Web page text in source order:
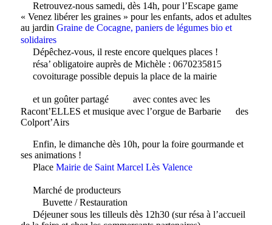
Retrouvez-nous samedi, dès 14h, pour l’Escape game
« Venez libérer les graines » pour les enfants, ados et adultes
au jardin Graine de Cocagne, paniers de légumes bio et
solidaires
Dépêchez-vous, il reste encore quelques places !
résa’ obligatoire auprès de Michèle ️: 0670235815
covoiturage possible depuis la place de la mairie
et un goûter partagé
avec contes avec les
Racont’ELLES et musique avec l’orgue de Barbarie
des
Colport’Airs
Enfin, le dimanche dès 10h, pour la foire gourmande et
ses animations !
Place Mairie de Saint Marcel Lès Valence
Marché de producteurs
Buvette / Restauration
Déjeuner sous les tilleuls dès 12h30 (sur résa à l’accueil